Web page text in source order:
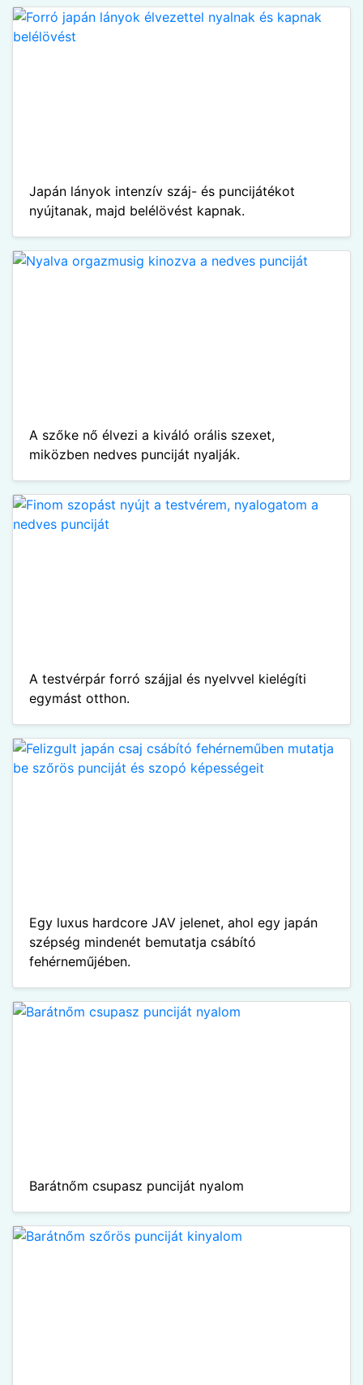
Japán lányok intenzív száj- és puncijátékot
nyújtanak, majd belélövést kapnak.
A szőke nő élvezi a kiváló orális szexet,
miközben nedves punciját nyalják.
A testvérpár forró szájjal és nyelvvel kielégíti
egymást otthon.
Egy luxus hardcore JAV jelenet, ahol egy japán
szépség mindenét bemutatja csábító
fehérneműjében.
Barátnőm csupasz punciját nyalom